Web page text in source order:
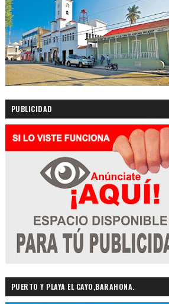
PUBLICIDAD
PUERTO Y PLAYA EL CAYO,BARAHONA.